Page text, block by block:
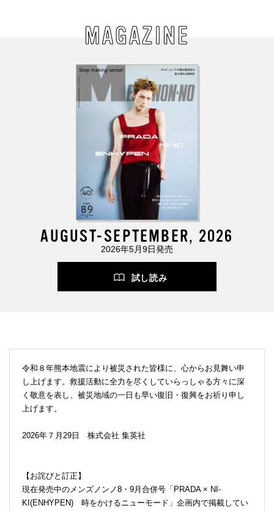
MAGAZINE
AUGUST-SEPTEMBER, 2026
2026年5月9日発売
試し読み
令和８年熊本地震により被災された皆様に、心からお見舞い申
し上げます。救援活動に全力を尽くしていらっしゃる方々に深
く敬意を表し、被災地域の一日も早い復旧・復興をお祈り申し
上げます。
2026年７月29日 株式会社 集英社
【お詫びと訂正】
現在発売中のメンズノンノ8・9月合併号「PRADA × NI-
KI(ENHYPEN) 時をかけるニューモード」企画内で掲載してい